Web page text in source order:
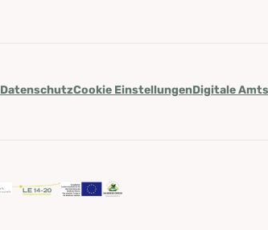
DatenschutzCookie EinstellungenDigitale